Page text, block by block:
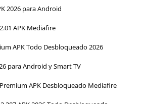
2026 para Android
APK Mediafire
APK Todo Desbloqueado 2026
para Android y Smart TV
APK Desbloqueado Mediafire